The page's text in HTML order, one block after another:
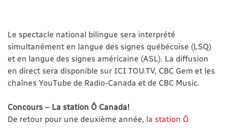
Le spectacle national bilingue sera interprété
simultanément en langue des signes québécoise (LSQ)
et en langue des signes américaine (ASL). La diffusion
en direct sera disponible sur ICI TOU.TV, CBC Gem et les
chaînes YouTube de Radio-Canada et de CBC Music.
Concours – La station Ô Canada!
De retour pour une deuxième année, la station Ô